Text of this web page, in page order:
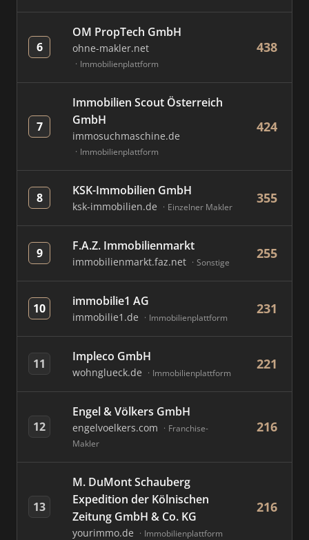
6
OM PropTech GmbH
ohne-makler.net
Immobilienplattform
438
7
Immobilien Scout Österreich
GmbH
immosuchmaschine.de
Immobilienplattform
424
8 KSK-Immobilien GmbH
ksk-immobilien.de Einzelner Makler
355
9 F.A.Z. Immobilienmarkt
immobilienmarkt.faz.net Sonstige
255
10 immobilie1 AG
immobilie1.de Immobilienplattform
231
11 Impleco GmbH
wohnglueck.de Immobilienplattform
221
12
Engel & Völkers GmbH
engelvoelkers.com
Franchise-
Makler
216
13
M. DuMont Schauberg
Expedition der Kölnischen
Zeitung GmbH & Co. KG
yourimmo.de Immobilienplattform
216